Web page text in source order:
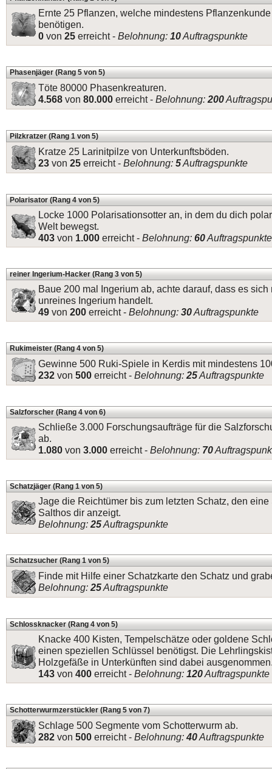
Ernte 25 Pflanzen, welche mindestens
benötigen.
0 von 25 erreicht - Belohnung: 10Auftragspunkte
Phasenjäger (Rang 5 von 5)
Töte 80000 Phasenkreaturen.
4.568 von 80.000 erreicht - Belohnung: 200
Pilzkratzer (Rang 1 von 5)
Kratze 25 Larinitpilze von Unterkunftsböden.
23 von 25 erreicht - Belohnung: 5Auftragspunkte
Polarisator (Rang 4 von 5)
Locke 1000 Polarisationsotter an, in dem du dich
Welt bewegst.
403 von 1.000 erreicht - Belohnung: 60Auftragspunkte
reiner Ingerium-Hacker (Rang 3 von 5)
Baue 200 mal Ingerium ab, achte darauf, dass es sich
unreines Ingerium handelt.
49 von 200 erreicht - Belohnung: 30Auftragspunkte
Rukimeister (Rang 4 von 5)
Gewinne 500 Ruki-Spiele in Kerdis mit mindestens
232 von 500 erreicht - Belohnung: 25Auftragspunkte
Salzforscher (Rang 4 von 6)
Schließe 3.000 Forschungsaufträge für die
ab.
1.080 von 3.000 erreicht - Belohnung: 70
Schatzjäger (Rang 1 von 5)
Jage die Reichtümer bis zum letzten Schatz, den
Salthos dir anzeigt.
Belohnung: 25Auftragspunkte
Schatzsucher (Rang 1 von 5)
Finde mit Hilfe einer Schatzkarte den Schatz und
Belohnung: 25Auftragspunkte
Schlossknacker (Rang 4 von 5)
Knacke 400 Kisten, Tempelschätze oder goldene
einen speziellen Schlüssel benötigst. Die
Holzgefäße in Unterkünften sind dabei
143 von 400 erreicht - Belohnung: 120Auftragspunkte
Schotterwurmzerstückler (Rang 5 von 7)
Schlage 500 Segmente vom Schotterwurm ab.
282 von 500 erreicht - Belohnung:40Auftragspunkte